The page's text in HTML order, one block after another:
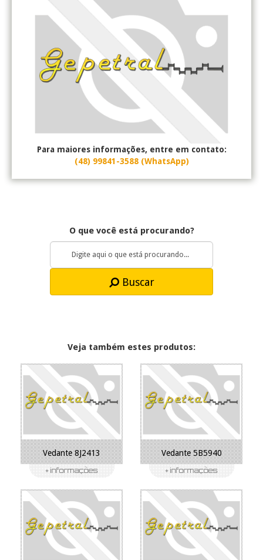
Para maiores informações, entre em contato:
(48) 99841-3588 (WhatsApp)
O que você está procurando?
Buscar
Veja também estes produtos:
Vedante 8J2413 Vedante 5B5940